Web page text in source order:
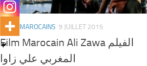
FILMS MAROCAINS 9 JUILLET 2015
Film Marocain Ali Zawa الفيلم
المغربي علي زاوا